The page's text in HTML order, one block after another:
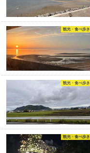
観光・食べ歩き
観光・食べ歩き
観光・食べ歩き